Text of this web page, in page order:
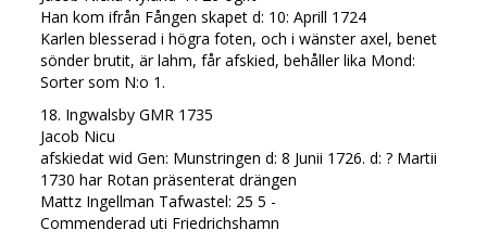
Han kom ifrån Fången skapet d: 10: Aprill 1724
Karlen blesserad i högra foten, och i wänster axel, benet
sönder brutit, är lahm, får afskied, behåller lika Mond:
Sorter som N:o 1.
18. Ingwalsby GMR 1735
Jacob Nicu
afskiedat wid Gen: Munstringen d: 8 Junii 1726. d: ? Martii
1730 har Rotan präsenterat drängen
Mattz Ingellman Tafwastel: 25 5 -
Commenderad uti Friedrichshamn